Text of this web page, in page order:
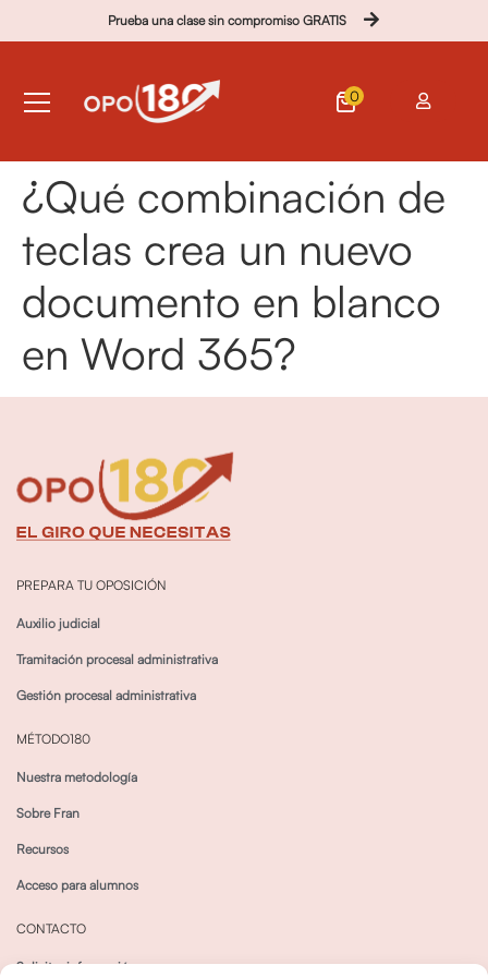
Prueba una clase sin compromiso GRATIS
0
¿Qué combinación de
teclas crea un nuevo
documento en blanco
en Word 365?
PREPARA TU OPOSICIÓN
Auxilio judicial
Tramitación procesal administrativa
Gestión procesal administrativa
MÉTODO180
Nuestra metodología
Sobre Fran
Recursos
Acceso para alumnos
CONTACTO
Solicitar información